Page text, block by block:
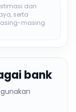
dan
serta
masing
bank